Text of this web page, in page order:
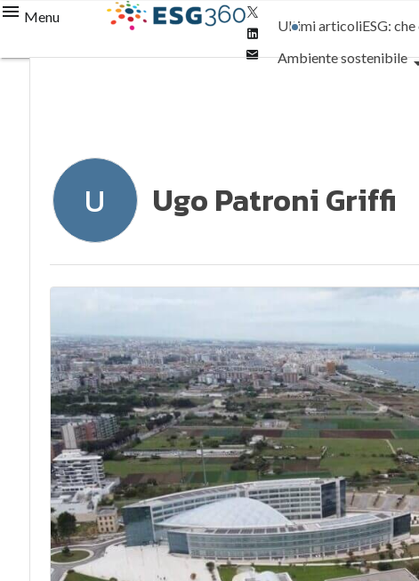
Menu
Linkedin
Email
Ultimi articoliESG:
Ambiente sostenibile
U Ugo Patroni Griffi